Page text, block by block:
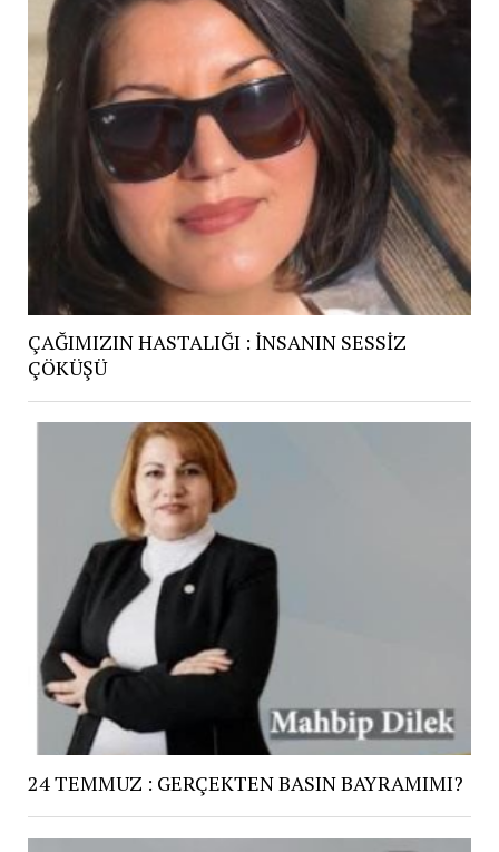
ÇAĞIMIZIN HASTALIĞI : İNSANIN SESSİZ
ÇÖKÜŞÜ
24 TEMMUZ : GERÇEKTEN BASIN BAYRAMIMI?